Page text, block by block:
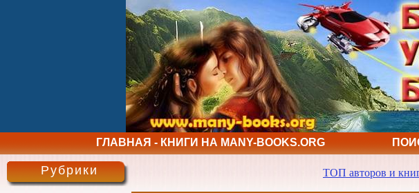
ГЛАВНАЯ - КНИГИ НА MANY-BOOKS.ORG
ТОП авторов и
Рубрики